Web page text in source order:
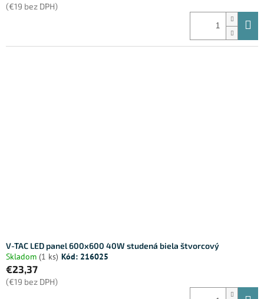
(€19 bez DPH)
V-TAC LED panel 600x600 40W studená biela štvorcový
Skladom (1 ks) Kód: 216025
€23,37
(€19 bez DPH)